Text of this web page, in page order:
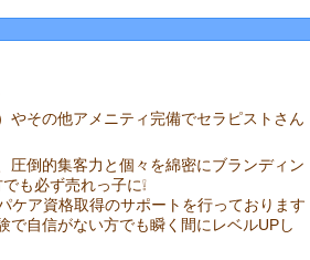
やその他アメニティ完備でセラピストさん
圧倒的集客力と個々を綿密にブランディン
も必ず売れっ子に❕
ケア資格取得のサポートを行っております
で自信がない方でも瞬く間にレベルUPし